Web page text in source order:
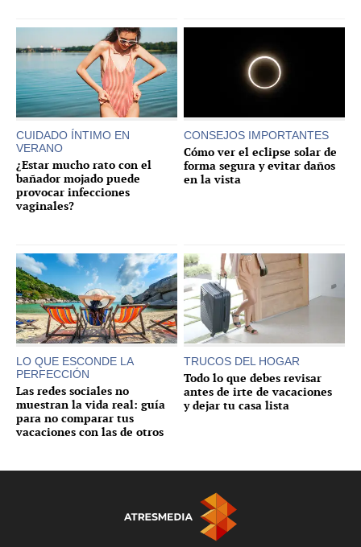
CUIDADO ÍNTIMO EN
VERANO
¿Estar mucho rato con el
bañador mojado puede
provocar infecciones
vaginales?
CONSEJOS IMPORTANTES
Cómo ver el eclipse solar de
forma segura y evitar daños
en la vista
LO QUE ESCONDE LA
PERFECCIÓN
Las redes sociales no
muestran la vida real: guía
para no comparar tus
vacaciones con las de otros
TRUCOS DEL HOGAR
Todo lo que debes revisar
antes de irte de vacaciones
y dejar tu casa lista